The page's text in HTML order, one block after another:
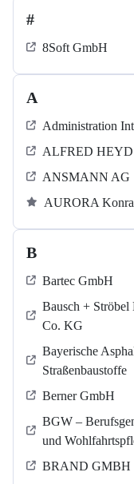
#
8Soft GmbH
A
Administration
ALFRED
ANSMANN AG
AURORA
B
Bartec GmbH
Bausch +
Co. KG
Bayerische
Straßenbaustoffe
Berner GmbH
BGW –
und
BRAND GMBH